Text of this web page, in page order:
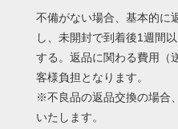
不備がない場合、基本的に
し、未開封で到着後1週間
する。返品に関わる費用（
客様負担となります。
※不良品の返品交換の場合
いたします。